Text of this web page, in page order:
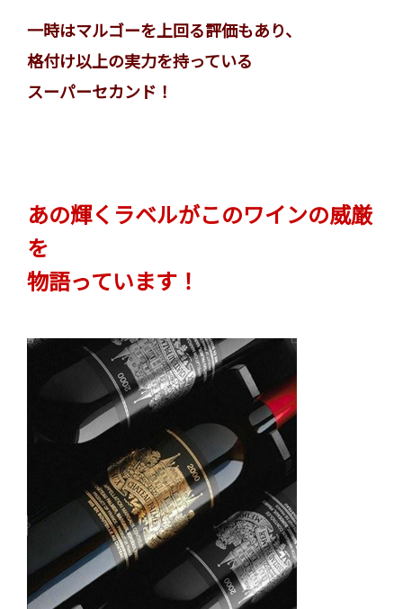
一時はマルゴーを上回る評価もあり、
格付け以上の実力を持っている
スーパーセカンド！
あの輝くラベルがこのワインの威厳
を
物語っています！